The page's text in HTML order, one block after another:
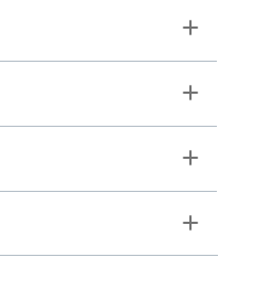
Toggle
Toggle
Toggle
Toggle